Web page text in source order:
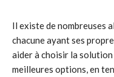
Il existe de nombreuses
chacune ayant ses
aider à choisir la
meilleures options, en